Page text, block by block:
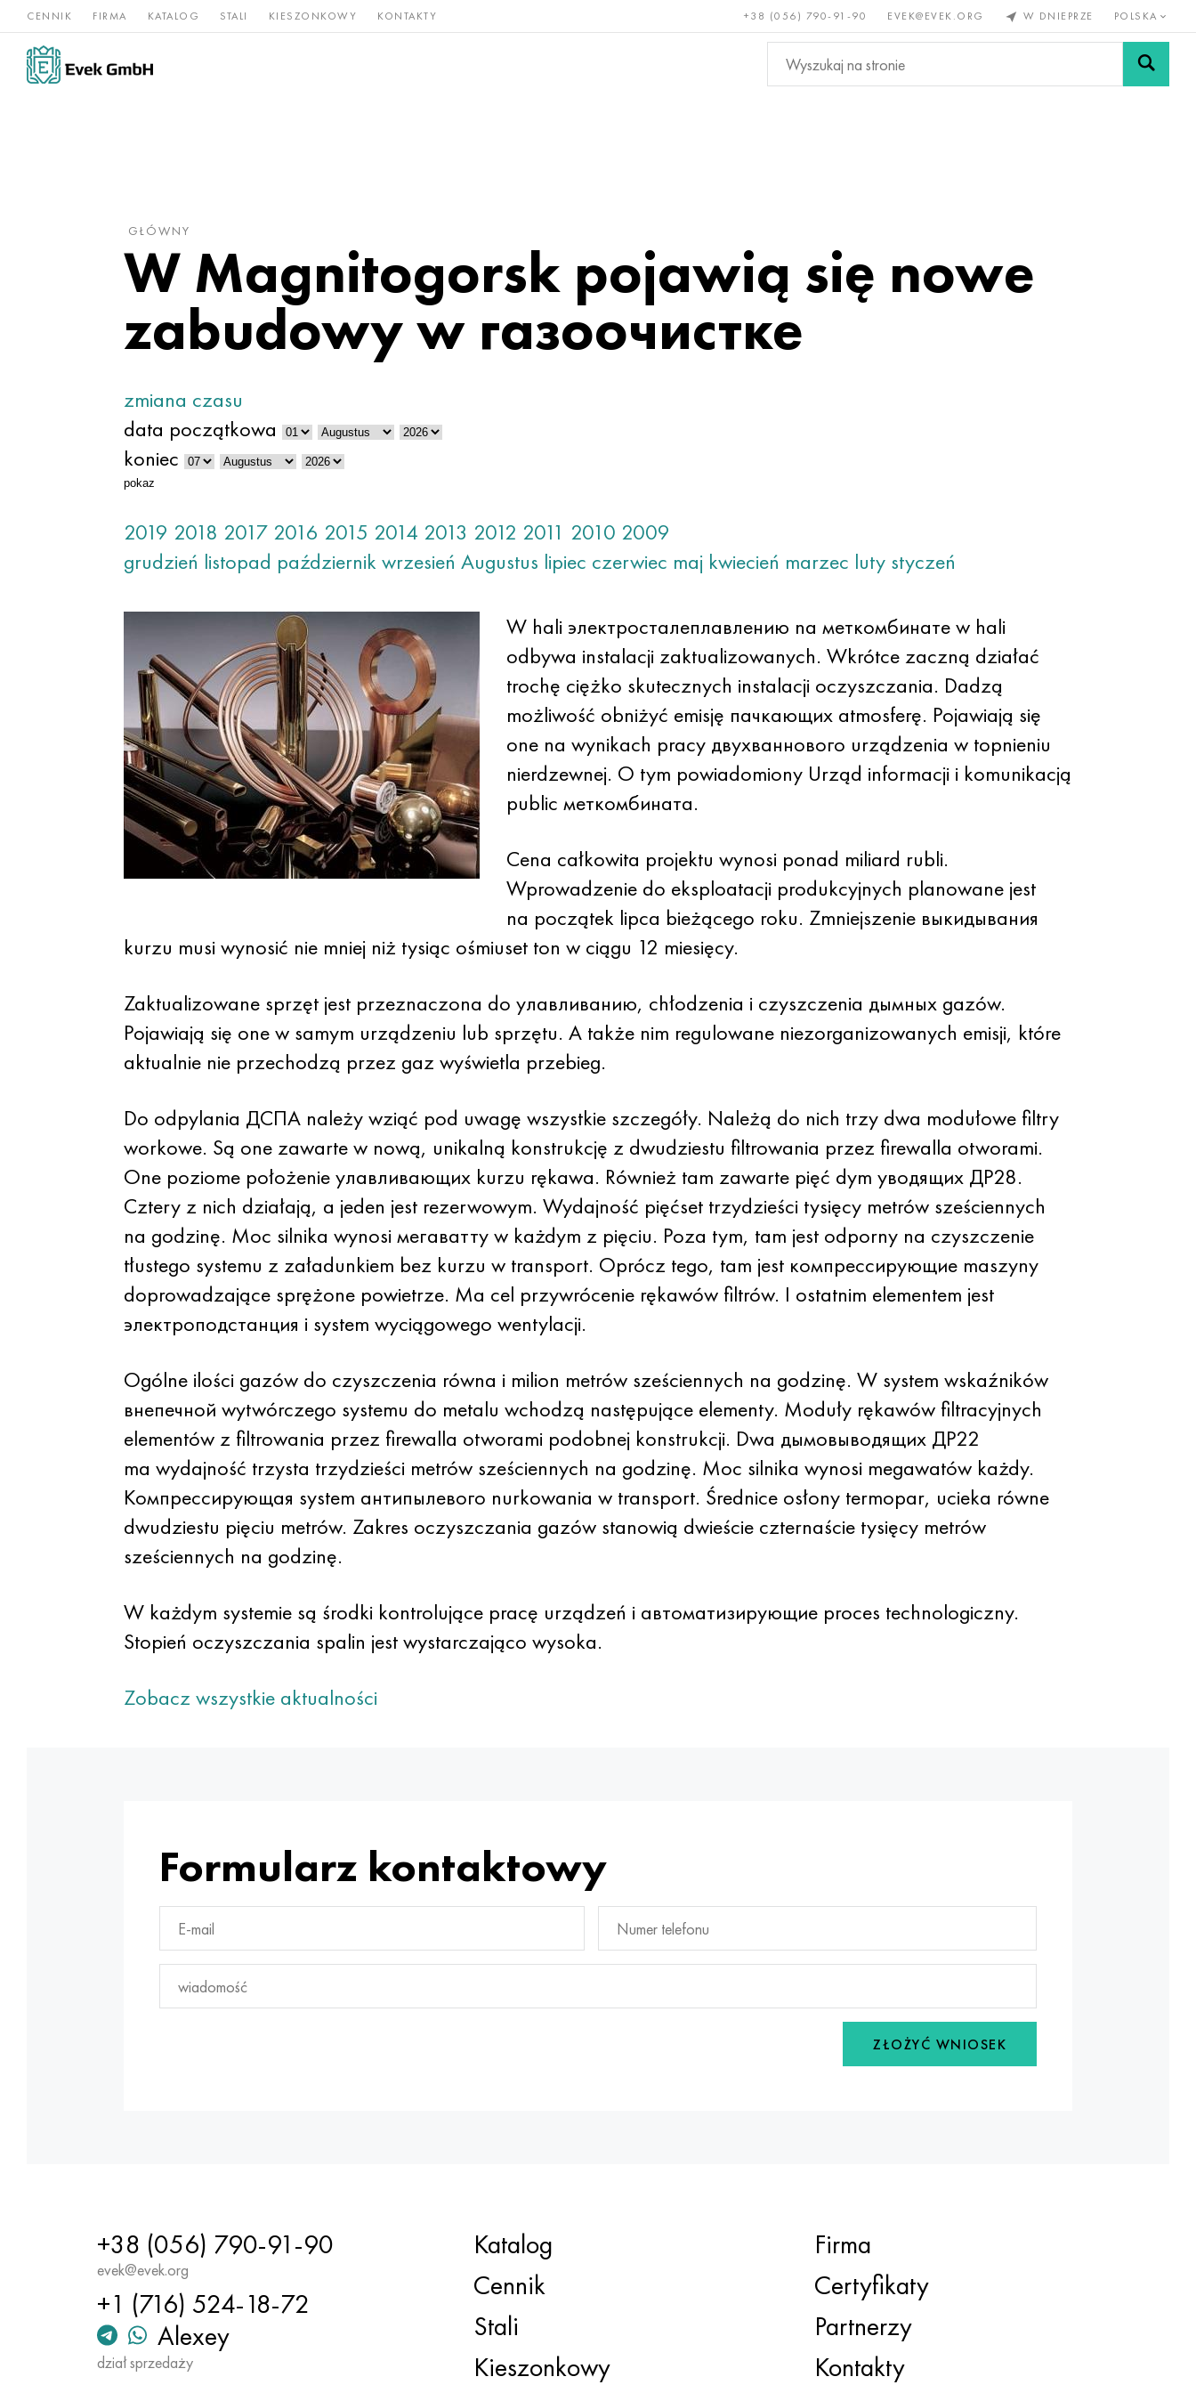
CENNIK FIRMA KATALOG STALI KIESZONKOWY KONTAKTY +38 (056) 790-91-90 EVEK@EVEK.ORG W DNIEPRZE POLSKA
Stopy
niklu
Stal Rzadkie i Brąz, miedź, Metale
nieżelazne
Stali Siatki i
GŁÓWNY
W Magnitogorsk pojawią się nowe
zabudowy w газоочистке
zmiana czasu
data początkowa
koniec
pokaz
2019 2018 2017 2016 2015 2014 2013 2012 2011 2010 2009
grudzień listopad październikwrzesień Augustus lipiec czerwiec maj kwiecień marzec luty styczeń
W hali электросталеплавлению na меткомбинате w hali
odbywa instalacji zaktualizowanych. Wkrótce zaczną działać
trochę ciężko skutecznych instalacji oczyszczania. Dadzą
możliwość obniżyć emisję пачкающих atmosferę. Pojawiają się
one na wynikach pracy двухваннового urządzenia w topnieniu
nierdzewnej. O tym powiadomiony Urząd informacji i komunikacją
public меткомбината.
Cena całkowita projektu wynosi ponad miliard rubli.
Wprowadzenie do eksploatacji produkcyjnych planowane jest
na początek lipca bieżącego roku. Zmniejszenie выкидывания
kurzu musi wynosić nie mniej niż tysiąc ośmiuset ton w ciągu 12 miesięcy.
Zaktualizowane sprzęt jest przeznaczona do улавливанию, chłodzenia i czyszczenia дымных gazów.
Pojawiają się one w samym urządzeniu lub sprzętu. A także nim regulowane niezorganizowanych emisji, które
aktualnie nie przechodzą przez gaz wyświetla przebieg.
Do odpylania ДСПА należy wziąć pod uwagę wszystkie szczegóły. Należą do nich trzy dwa modułowe filtry
workowe. Są one zawarte w nową, unikalną konstrukcję z dwudziestu filtrowania przez firewalla otworami.
One poziome położenie улавливающих kurzu rękawa. Również tam zawarte pięć dym уводящих ДР28.
Cztery z nich działają, a jeden jest rezerwowym. Wydajność pięćset trzydzieści tysięcy metrów sześciennych
na godzinę. Moc silnika wynosi мегаватту w każdym z pięciu. Poza tym, tam jest odporny na czyszczenie
tłustego systemu z załadunkiem bez kurzu w transport. Oprócz tego, tam jest компрессирующие maszyny
doprowadzające sprężone powietrze. Ma cel przywrócenie rękawów filtrów. I ostatnim elementem jest
электроподстанция i system wyciągowego wentylacji.
Ogólne ilości gazów do czyszczenia równa i milion metrów sześciennych na godzinę. W system wskaźników
внепечной wytwórczego systemu do metalu wchodzą następujące elementy. Moduły rękawów filtracyjnych
elementów z filtrowania przez firewalla otworami podobnej konstrukcji. Dwa дымовыводящих ДР22
ma wydajność trzysta trzydzieści metrów sześciennych na godzinę. Moc silnika wynosi megawatów każdy.
Компрессирующая system антипылевого nurkowania w transport. Średnice osłony termopar, ucieka równe
dwudziestu pięciu metrów. Zakres oczyszczania gazów stanowią dwieście czternaście tysięcy metrów
sześciennych na godzinę.
W każdym systemie są środki kontrolujące pracę urządzeń i автоматизирующие proces technologiczny.
Stopień oczyszczania spalin jest wystarczająco wysoka.
Zobacz wszystkie aktualności
Formularz kontaktowy
ZŁOŻYĆ WNIOSEK
+38 (056) 790-91-90
evek@evek.org
+1 (716) 524-18-72
Alexey
dział sprzedaży
Katalog
Cennik
Stali
Kieszonkowy
Firma
Certyfikaty
Partnerzy
Kontakty